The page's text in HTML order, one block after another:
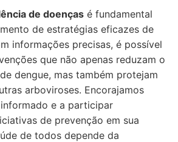
de doenças é fundamental
de estratégias eficazes de
informações precisas, é possível
que não apenas reduzam o
dengue, mas também protejam
arboviroses. Encorajamos
e a participar
de prevenção em sua
de todos depende da